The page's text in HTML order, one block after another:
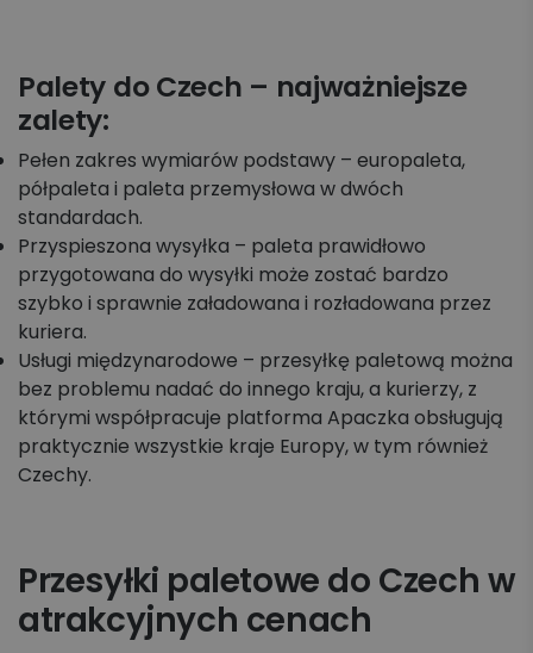
Palety do Czech – najważniejsze
zalety:
Pełen zakres wymiarów podstawy – europaleta,
półpaleta i paleta przemysłowa w dwóch
standardach.
Przyspieszona wysyłka – paleta prawidłowo
przygotowana do wysyłki może zostać bardzo
szybko i sprawnie załadowana i rozładowana przez
kuriera.
Usługi międzynarodowe – przesyłkę paletową można
bez problemu nadać do innego kraju, a kurierzy, z
którymi współpracuje platforma Apaczka obsługują
praktycznie wszystkie kraje Europy, w tym również
Czechy.
Przesyłki paletowe do Czech w
atrakcyjnych cenach